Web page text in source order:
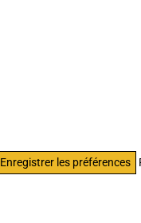
Enregistrer les préférences